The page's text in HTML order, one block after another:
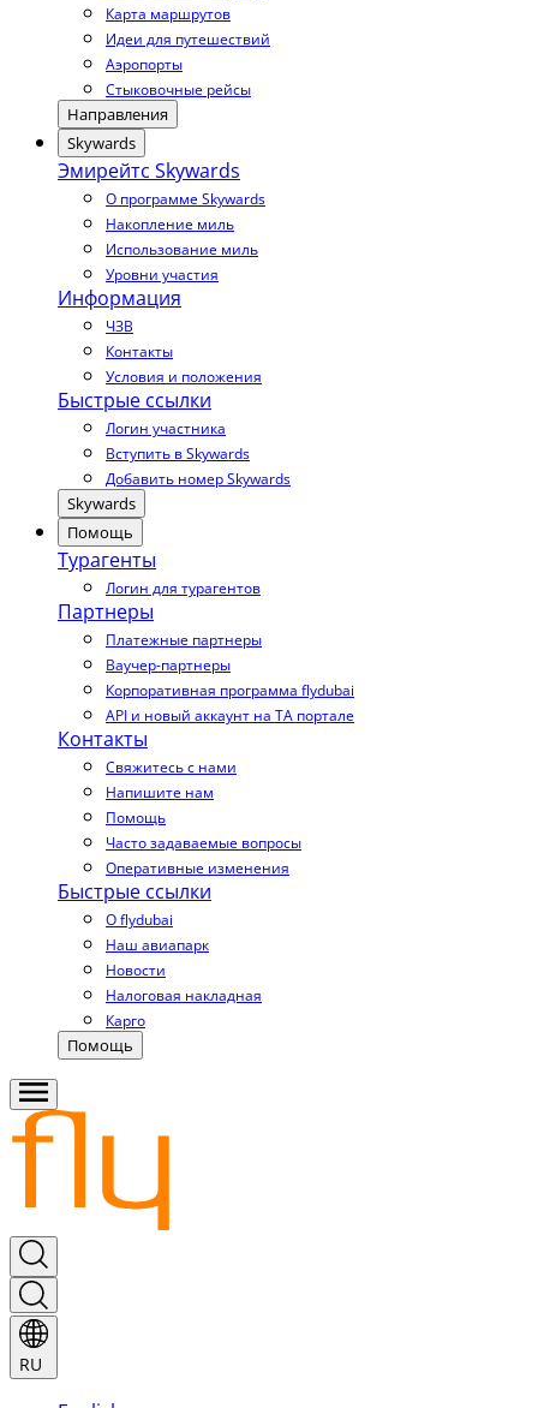
Карта маршрутов
Идеи для путешествий
Аэропорты
Стыковочные рейсы
Направления
Skywards
Эмирейтс Skywards
О программе Skywards
Накопление миль
Использование миль
Уровни участия
Информация
ЧЗВ
Контакты
Условия и положения
Быстрые ссылки
Логин участника
Вступить в Skywards
Добавить номер Skywards
Skywards
Помощь
Турагенты
Логин для турагентов
Партнеры
Платежные партнеры
Ваучер-партнеры
Корпоративная программа flydubai
API и новый аккаунт на TA портале
Контакты
Свяжитесь с нами
Напишите нам
Помощь
Часто задаваемые вопросы
Оперативные изменения
Быстрые ссылки
О flydubai
Наш авиапарк
Новости
Налоговая накладная
Карго
Помощь
RU